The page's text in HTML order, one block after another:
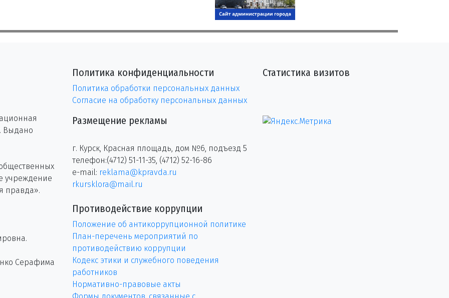
Выдано
учреждение
правда».
Серафима
Политика конфиденциальности
Политика обработки персональных данных
Согласие на обработку персональных данных
Размещение рекламы
г. Курск, Красная площадь, дом №6, подъезд 5
телефон:(4712) 51-11-35, (4712) 52-16-86
e-mail: reklama@kpravda.ru
rkursklora@mail.ru
Противодействие коррупции
Положение об антикоррупционной политике
План-перечень мероприятий по
противодействию коррупции
Кодекс этики и служебного поведения
работников
Нормативно-правовые акты
Статистика визитов